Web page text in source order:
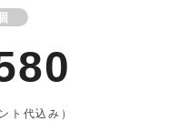
ト代込み）